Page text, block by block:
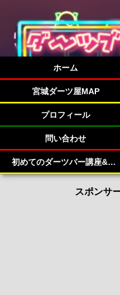
ホーム
宮城ダーツ屋MAP
プロフィール
問い合わせ
初めてのダーツバー講座&宮城県のダーツバー紹介！
スポンサ